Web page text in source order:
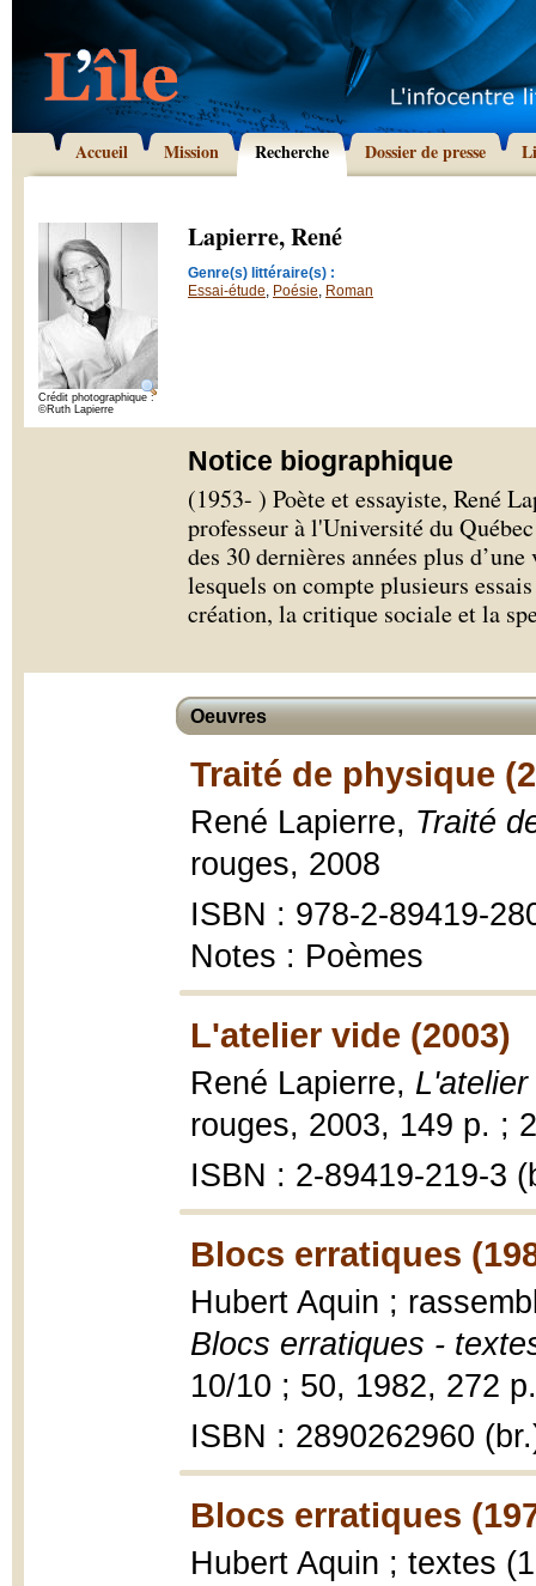
Accueil Mission Recherche Dossier de presse
Crédit photographique :
©Ruth Lapierre
Lapierre, René
Genre(s) littéraire(s) :
Essai-étude, Poésie, Roman
Notice biographique
(1953- ) Poète et essayiste, René
professeur à l'Université du
des 30 dernières années plus
lesquels on compte plusieurs
création, la critique sociale et la
Oeuvres
Traité de physique
René Lapierre, Traité
rouges, 2008
ISBN : 978-2-89419-
Notes : Poèmes
L'atelier vide (2003)
René Lapierre,
rouges, 2003, 149 p. ;
ISBN : 2-89419-219-3
Blocs erratiques
Hubert Aquin ;
Blocs erratiques -
10/10 ; 50, 1982, 272
ISBN : 2890262960
Blocs erratiques
Hubert Aquin ; textes